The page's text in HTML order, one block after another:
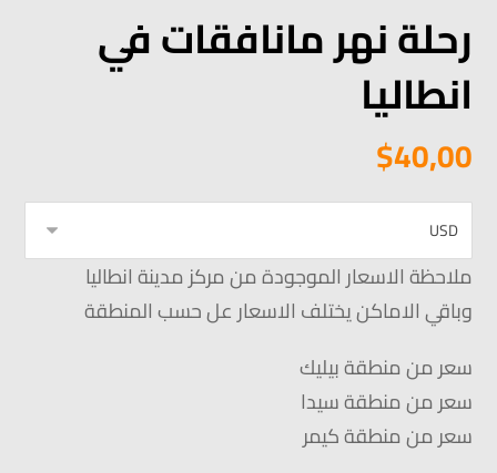
رحلة نهر مانافقات في
انطاليا
$40,00
ملاحظة الاسعار الموجودة من مركز مدينة انطاليا
وباقي الاماكن يختلف الاسعار عل حسب المنطقة
سعر من منطقة بيليك
سعر من منطقة سيدا
سعر من منطقة كيمر